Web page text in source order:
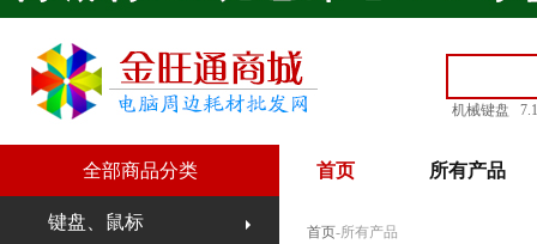
机械键盘
首页 所有产品
全部商品分类
键盘、鼠标 首页-所有产品